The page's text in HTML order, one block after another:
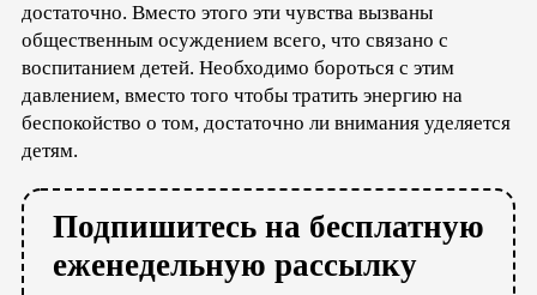
достаточно. Вместо этого эти чувства вызваны
общественным осуждением всего, что связано с
воспитанием детей. Необходимо бороться с этим
давлением, вместо того чтобы тратить энергию на
беспокойство о том, достаточно ли внимания уделяется
детям.
Подпишитесь на бесплатную
еженедельную рассылку